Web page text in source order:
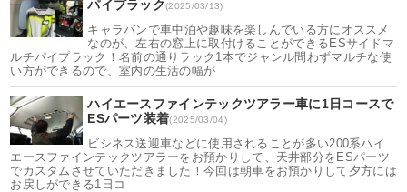
パイプラック(2025/03/13)
キャラバンで車中泊や趣味を楽しんでいる方にオススメ
なのが、左右の窓上に取付けることができるESサイドマ
ルチパイプラック！名前の通りラック1本でジャンル問わずマルチな使
い方ができるので、室内の生活の幅が
ハイエースファインテックツアラー車に1日コースで
ESパーツ装着(2025/03/04)
ビシネス送迎車などに使用されることが多い200系ハイ
エースファインテックツアラーをお預かりして、天井部分をESパーツ
でカスタムさせていただきました！今回は朝車をお預かりして夕方には
お戻しができる1日コ